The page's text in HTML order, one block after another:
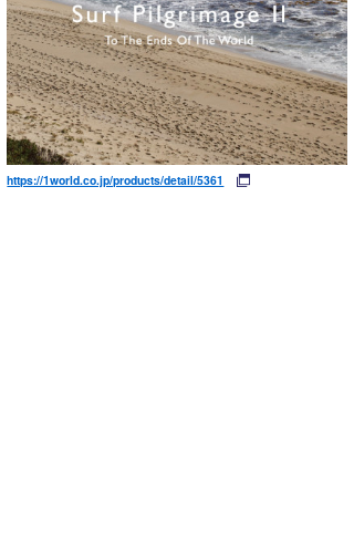
https://1world.co.jp/products/detail/5361